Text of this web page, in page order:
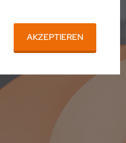
AKZEPTIEREN